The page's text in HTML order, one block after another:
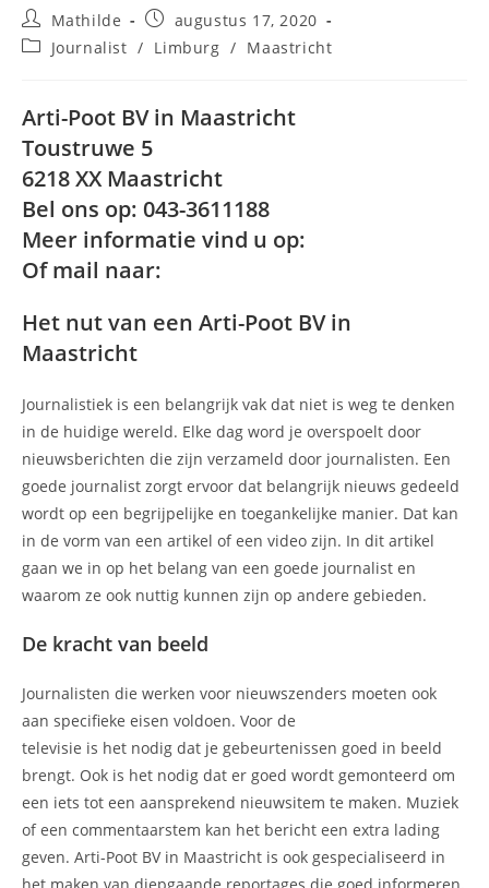
Bericht
auteur:
Mathilde
Bericht
gepubliceerd
op:
augustus 17, 2020
Berichtcategorie:
Journalist / Limburg / Maastricht
Arti-Poot BV in Maastricht
Toustruwe 5
6218 XX Maastricht
Bel ons op: 043-3611188
Meer informatie vind u op:
Of mail naar:
Het nut van een Arti-Poot BV in
Maastricht
Journalistiek is een belangrijk vak dat niet is weg te denken
in de huidige wereld. Elke dag word je overspoelt door
nieuwsberichten die zijn verzameld door journalisten. Een
goede journalist zorgt ervoor dat belangrijk nieuws gedeeld
wordt op een begrijpelijke en toegankelijke manier. Dat kan
in de vorm van een artikel of een video zijn. In dit artikel
gaan we in op het belang van een goede journalist en
waarom ze ook nuttig kunnen zijn op andere gebieden.
De kracht van beeld
Journalisten die werken voor nieuwszenders moeten ook
aan specifieke eisen voldoen. Voor de
televisie is het nodig dat je gebeurtenissen goed in beeld
brengt. Ook is het nodig dat er goed wordt gemonteerd om
een iets tot een aansprekend nieuwsitem te maken. Muziek
of een commentaarstem kan het bericht een extra lading
geven. Arti-Poot BV in Maastricht is ook gespecialiseerd in